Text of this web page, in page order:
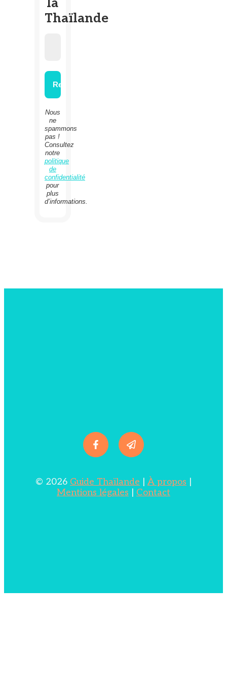
Thaïlande
Nous
ne
spammons
pas !
Consultez
notre
politique
de
confidentialité
pour
plus
d’informations.
© 2026 Guide Thaïlande | À propos |
Mentions légales | Contact